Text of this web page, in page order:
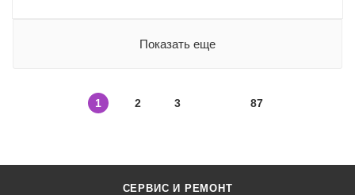
Показать еще
1 2 3 87
СЕРВИС И РЕМОНТ